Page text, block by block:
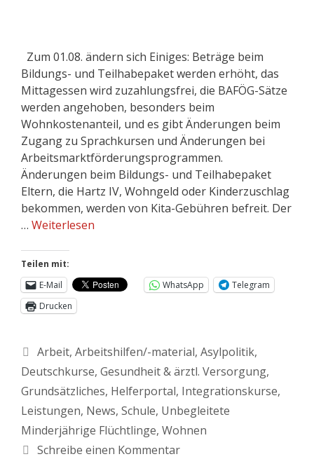
Zum 01.08. ändern sich Einiges: Beträge beim
Bildungs- und Teilhabepaket werden erhöht, das
Mittagessen wird zuzahlungsfrei, die BAFÖG-Sätze
werden angehoben, besonders beim
Wohnkostenanteil, und es gibt Änderungen beim
Zugang zu Sprachkursen und Änderungen bei
Arbeitsmarktförderungsprogrammen.
Änderungen beim Bildungs- und Teilhabepaket
Eltern, die Hartz IV, Wohngeld oder Kinderzuschlag
bekommen, werden von Kita-Gebühren befreit. Der
… Weiterlesen
Teilen mit:
E-Mail
WhatsApp
Telegram
Drucken
Arbeit, Arbeitshilfen/-material, Asylpolitik,
Deutschkurse, Gesundheit & ärztl. Versorgung,
Grundsätzliches, Helferportal, Integrationskurse,
Leistungen, News, Schule, Unbegleitete
Minderjährige Flüchtlinge, Wohnen
Schreibe einen Kommentar